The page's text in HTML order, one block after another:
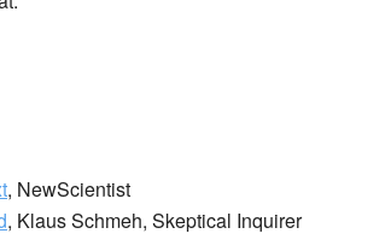
, NewScientist
, Klaus Schmeh, Skeptical Inquirer